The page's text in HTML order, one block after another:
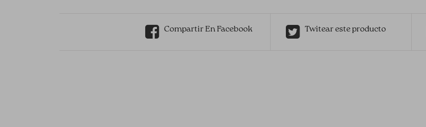
Compartir En Facebook Twitear este producto